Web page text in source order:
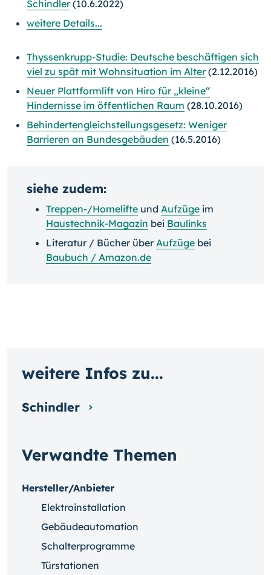
Schindler(10.6.2022)
weitere Details...
Thyssenkrupp-Studie: Deutsche beschäftigen sich
viel zu spät mit Wohnsituation im Alter(2.12.2016)
Neuer Plattformlift von Hiro für „kleine“
Hindernisse im öffentlichen Raum (28.10.2016)
Behindertengleichstellungsgesetz: Weniger
Barrieren an Bundesgebäuden (16.5.2016)
siehe zudem:
Treppen-/Homelifte und Aufzüge im
Haustechnik-Magazin bei Baulinks
Literatur / Bücher überAufzüge bei
Baubuch / Amazon.de
Verwandte Themen
Hersteller/Anbieter
Elektroinstallation
Gebäudeautomation
Schalterprogramme
Türstationen
weitere Infos zu...
Schindler